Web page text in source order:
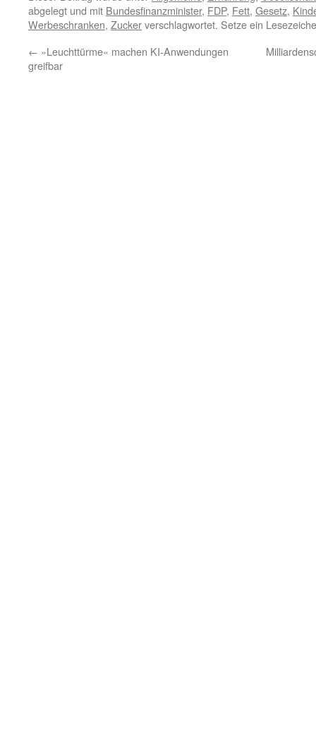
abgelegt und mit Bundesfinanzminister, FDP, Fett, Gesetz,
Werbeschranken, Zuckerverschlagwortet. Setze ein
← »Leuchttürme« machen KI-Anwendungen
greifbar